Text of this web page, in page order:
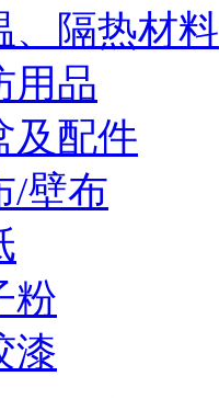
、隔热材料
用品
及配件
/壁布
粉
漆